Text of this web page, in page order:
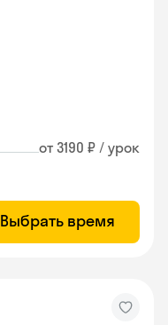
от 3190 ₽ / урок
Выбрать время